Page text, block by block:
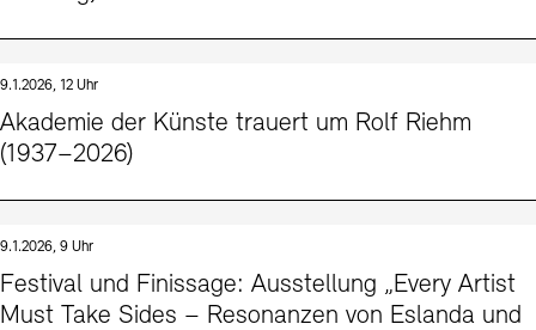
9.1.2026, 12 Uhr
Akademie der Künste trauert um Rolf Riehm
(1937–2026)
9.1.2026, 9 Uhr
Festival und Finissage: Ausstellung „Every Artist
Must Take Sides – Resonanzen von Eslanda und